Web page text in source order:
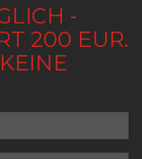
-
200 EUR.